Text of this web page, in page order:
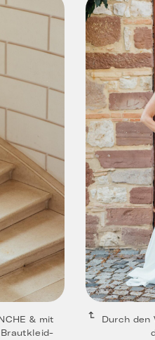
& mit
Durch den